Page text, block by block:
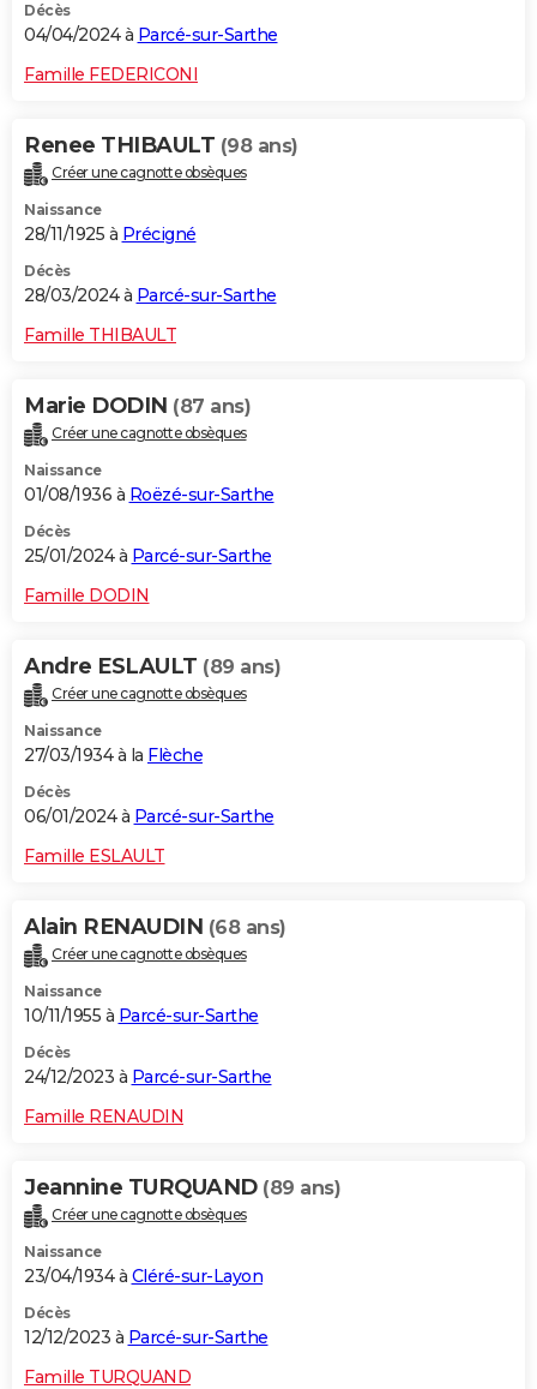
Décès
04/04/2024 à Parcé-sur-Sarthe
Famille FEDERICONI
Renee THIBAULT (98 ans)
Créer une cagnotte obsèques
Naissance
28/11/1925 à Précigné
Décès
28/03/2024 à Parcé-sur-Sarthe
Famille THIBAULT
Marie DODIN (87 ans)
Créer une cagnotte obsèques
Naissance
01/08/1936 à Roëzé-sur-Sarthe
Décès
25/01/2024 à Parcé-sur-Sarthe
Famille DODIN
Andre ESLAULT (89 ans)
Créer une cagnotte obsèques
Naissance
27/03/1934 à la Flèche
Décès
06/01/2024 à Parcé-sur-Sarthe
Famille ESLAULT
Alain RENAUDIN (68 ans)
Créer une cagnotte obsèques
Naissance
10/11/1955 à Parcé-sur-Sarthe
Décès
24/12/2023 à Parcé-sur-Sarthe
Famille RENAUDIN
Jeannine TURQUAND (89 ans)
Créer une cagnotte obsèques
Naissance
23/04/1934 à Cléré-sur-Layon
Décès
12/12/2023 à Parcé-sur-Sarthe
Famille TURQUAND